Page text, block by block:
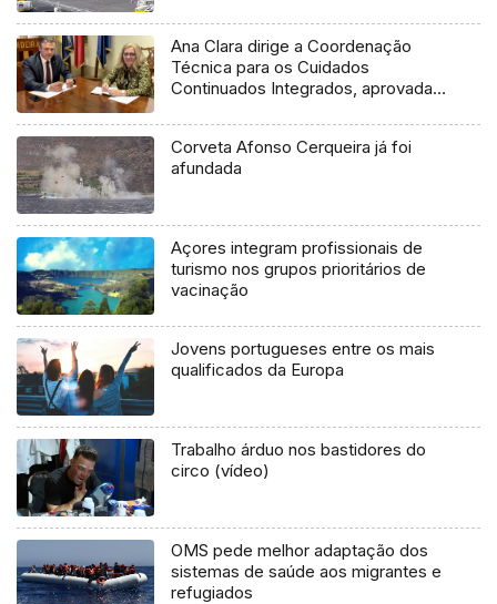
Ana Clara dirige a Coordenação
Técnica para os Cuidados
Continuados Integrados, aprovada
Corveta Afonso Cerqueira já foi
afundada
Açores integram profissionais de
turismo nos grupos prioritários de
vacinação
Jovens portugueses entre os mais
qualificados da Europa
Trabalho árduo nos bastidores do
circo (vídeo)
OMS pede melhor adaptação dos
sistemas de saúde aos migrantes e
refugiados